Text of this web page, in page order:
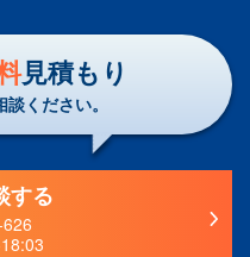
見積もり
ください。
する